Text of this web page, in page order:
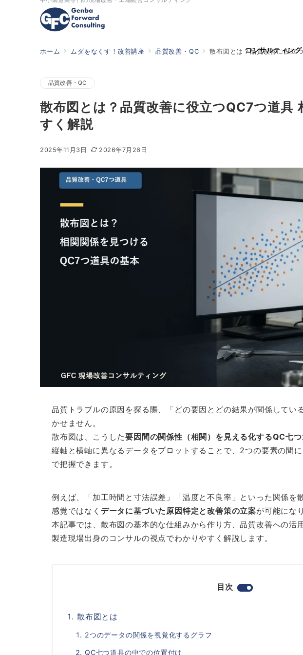
コンサルティング
ホーム ムダをなくす！改善講座 品質改善・QC 散布図とは？品質改善に役立
品質改善・QC
散布図とは？品質改善に役立つQC7つ道具
すく解説
2025年11月3日 2026年7月26日
品質トラブルの原因を探る際、「どの要因とどの結果が関係してい
かせません。
散布図は、こうした要因間の関係性（相関）を見える化するQC七
縦軸と横軸に異なるデータをプロットすることで、2つの要素の間
で把握できます。
例えば、「加工時間と寸法誤差」「温度と不良率」といった関係を
感覚ではなく データに基づいた原因特定と改善策の立案が可能にな
本記事では、散布図の基本的な仕組みから作り方、品質改善への活
製造現場出身のコンサルの視点でわかりやすく解説します。
目次
散布図とは
2つのデータの関係を視覚化するグラフ
QC七つ道具の中での位置付け